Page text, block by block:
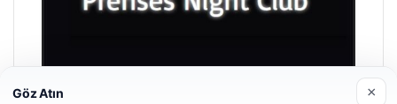
Göz Atın ×